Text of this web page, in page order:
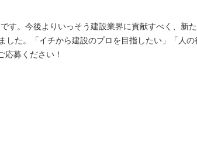
す。今後よりいっそう建設業界に貢献すべく、新
した。「イチから建設のプロを目指したい」「人の
応募ください！